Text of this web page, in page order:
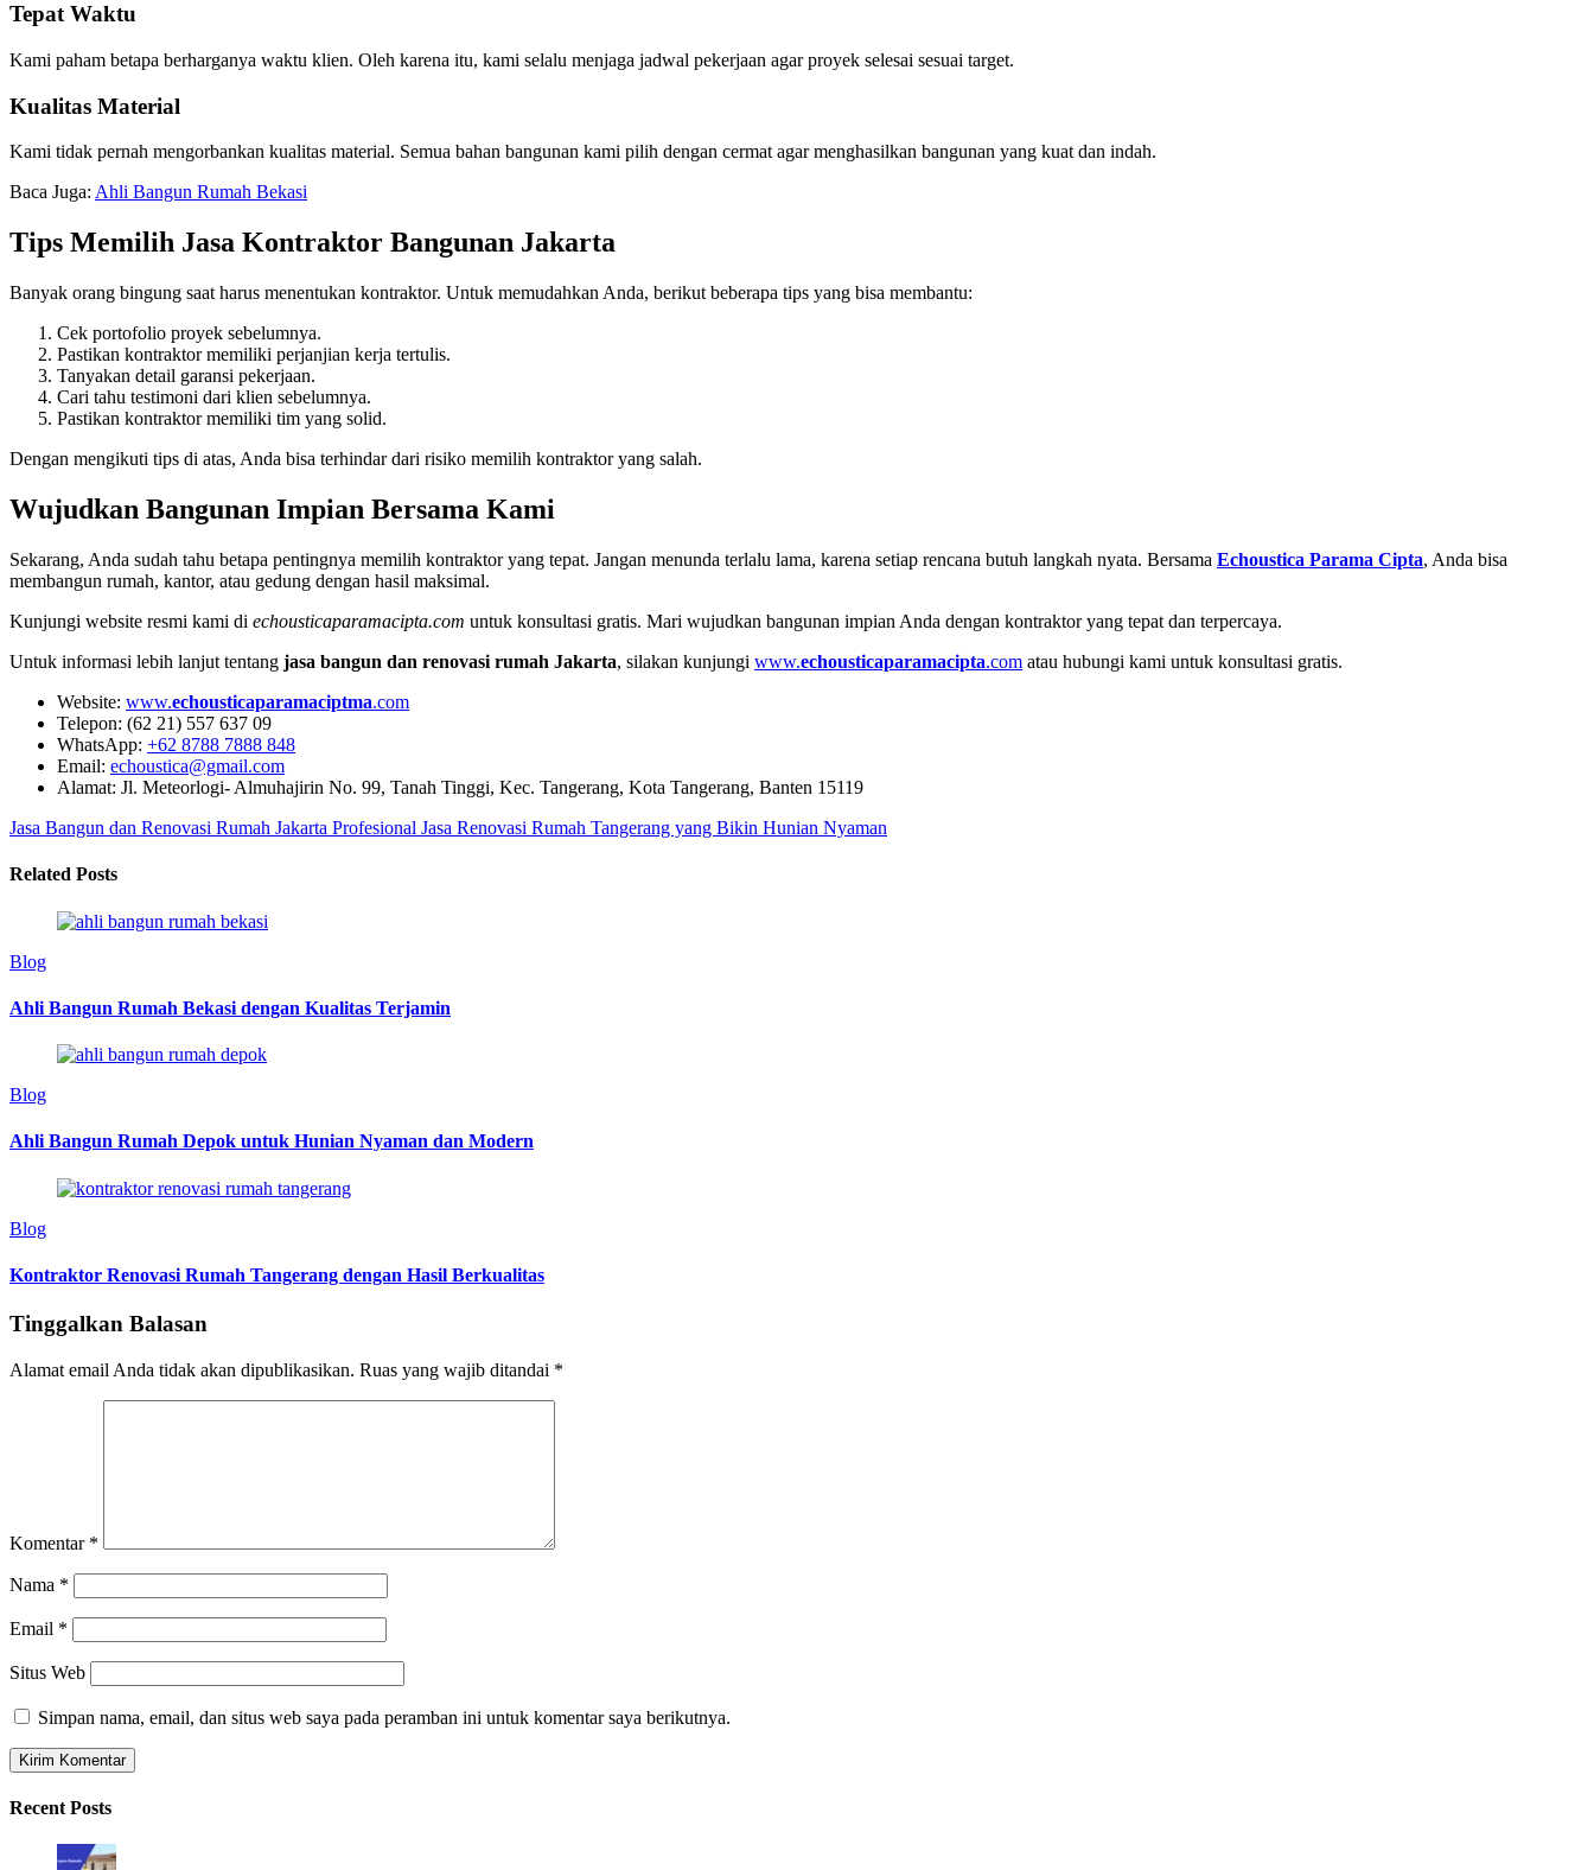
Tepat Waktu
Kami paham betapa berharganya waktu klien. Oleh karena itu, kami selalu menjaga jadwal pekerjaan agar proyek selesai sesuai target.
Kualitas Material
Kami tidak pernah mengorbankan kualitas material. Semua bahan bangunan kami pilih dengan cermat agar menghasilkan bangunan yang kuat dan indah.
Baca Juga: Ahli Bangun Rumah Bekasi
Tips Memilih Jasa Kontraktor Bangunan Jakarta
Banyak orang bingung saat harus menentukan kontraktor. Untuk memudahkan Anda, berikut beberapa tips yang bisa membantu:
Cek portofolio proyek sebelumnya.
Pastikan kontraktor memiliki perjanjian kerja tertulis.
Tanyakan detail garansi pekerjaan.
Cari tahu testimoni dari klien sebelumnya.
Pastikan kontraktor memiliki tim yang solid.
Dengan mengikuti tips di atas, Anda bisa terhindar dari risiko memilih kontraktor yang salah.
Wujudkan Bangunan Impian Bersama Kami
Sekarang, Anda sudah tahu betapa pentingnya memilih kontraktor yang tepat. Jangan menunda terlalu lama, karena setiap rencana butuh langkah nyata. Bersama Echoustica Parama Cipta, Anda bisa
membangun rumah, kantor, atau gedung dengan hasil maksimal.
Kunjungi website resmi kami di echousticaparamacipta.com untuk konsultasi gratis. Mari wujudkan bangunan impian Anda dengan kontraktor yang tepat dan terpercaya.
Untuk informasi lebih lanjut tentang jasa bangun dan renovasi rumah Jakarta, silakan kunjungi www.echousticaparamacipta.com atau hubungi kami untuk konsultasi gratis.
Website: www.echousticaparamaciptma.com
Telepon: (62 21) 557 637 09
WhatsApp: +62 8788 7888 848
Email: echoustica@gmail.com
Alamat: Jl. Meteorlogi- Almuhajirin No. 99, Tanah Tinggi, Kec. Tangerang, Kota Tangerang, Banten 15119
Jasa Bangun dan Renovasi Rumah Jakarta Profesional Jasa Renovasi Rumah Tangerang yang Bikin Hunian Nyaman
Related Posts
Blog
Ahli Bangun Rumah Bekasi dengan Kualitas Terjamin
Blog
Ahli Bangun Rumah Depok untuk Hunian Nyaman dan Modern
Blog
Kontraktor Renovasi Rumah Tangerang dengan Hasil Berkualitas
Tinggalkan Balasan
Alamat email Anda tidak akan dipublikasikan. Ruas yang wajib ditandai *
Komentar *
Nama *
Email *
Situs Web
Simpan nama, email, dan situs web saya pada peramban ini untuk komentar saya berikutnya.
Recent Posts